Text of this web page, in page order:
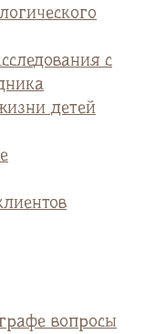
с
детей
вопросы